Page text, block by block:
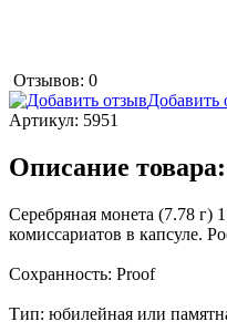
Отзывов: 0
Добавить
Артикул: 5951
Описание товара:
Серебряная монета (7.78 г)
комиссариатов в капсуле.
Сохранность: Proof
Тип: юбилейная или